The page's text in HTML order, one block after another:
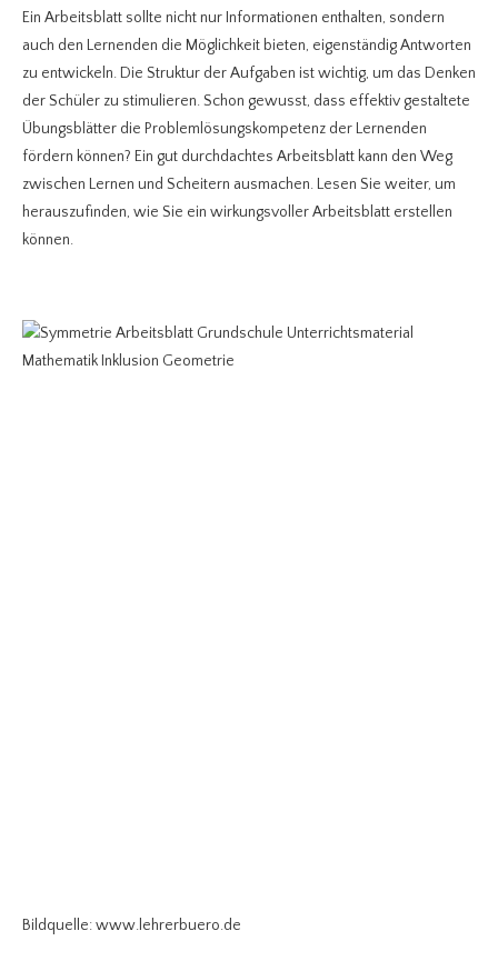
Ein Arbeitsblatt sollte nicht nur Informationen enthalten, sondern
auch den Lernenden die Möglichkeit bieten, eigenständig Antworten
zu entwickeln. Die Struktur der Aufgaben ist wichtig, um das Denken
der Schüler zu stimulieren. Schon gewusst, dass effektiv gestaltete
Übungsblätter die Problemlösungskompetenz der Lernenden
fördern können? Ein gut durchdachtes Arbeitsblatt kann den Weg
zwischen Lernen und Scheitern ausmachen. Lesen Sie weiter, um
herauszufinden, wie Sie ein wirkungsvoller Arbeitsblatt erstellen
können.
Bildquelle: www.lehrerbuero.de